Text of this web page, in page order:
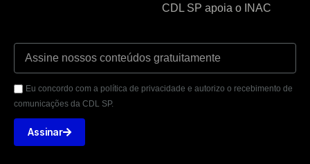
CDL SP apoia o INAC
Eu concordo com a política de privacidade e autorizo o recebimento de
comunicações da CDL SP.
Assinar